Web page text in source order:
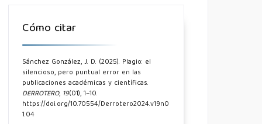
Cómo citar
Sánchez González, J. D. (2025). Plagio: el
silencioso, pero puntual error en las
publicaciones académicas y científicas.
DERROTERO, 19(01), 1–10.
https://doi.org/10.70554/Derrotero2024.v19n0
1.04